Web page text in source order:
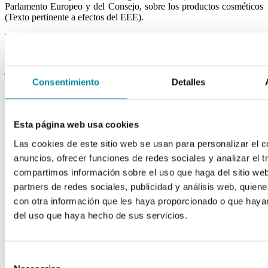
Consentimiento Detalles
Esta página web usa cookies
Las cookies de este sitio web se usan para personalizar el
anuncios, ofrecer funciones de redes sociales y analizar el
compartimos información sobre el uso que haga del sitio
partners de redes sociales, publicidad y análisis web,
con otra información que les haya proporcionado o que
del uso que haya hecho de sus servicios.
Parlamento Europeo y del Consejo, sobre los productos cosméticos
(Texto pertinente a efectos del EEE).
En la actualidad, la sustancia 3-bencilideno alcanfor está autorizada
Consumidores (CCSC) concluyó que, debido a un margen de
ultravioleta en los productos cosméticos de 3-bencilideno alcanfor